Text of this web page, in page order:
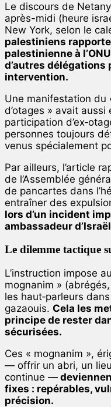
Le discours de
après-midi (heure
New York, selon le
palestiniens
palestinienne à
d’autres
intervention.
Une manifestation du
d’otages » avait
participation
personnes toujours
venus spécialement
Par ailleurs, l’article
de l’Assemblée
de pancartes dans
entraîner des
lors d’un incident
ambassadeur
Le dilemme tactique
L’instruction impose
mognanim »
les haut‑parleurs
gazaouis. Cela les
principe de rester
sécurisées.
Ces « mognanim »,
— offrir un abri, un
continue —
fixes : repérables,
précision.